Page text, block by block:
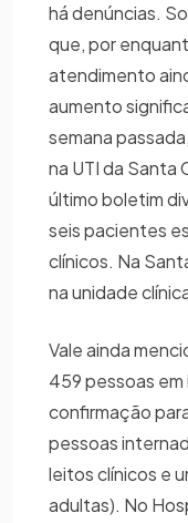
há denúncias.
que, por
atendimento
aumento
semana
na UTI da Santa
último boletim
seis pacientes
clínicos. Na
na unidade
Vale ainda
459 pessoas
confirmação
pessoas
leitos clínicos e
adultas). No